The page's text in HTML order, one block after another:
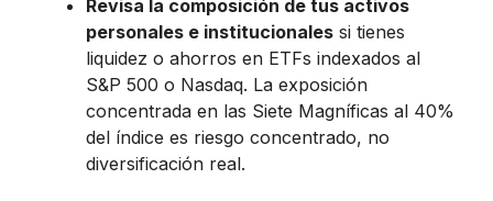
Revisa la composición de tus activos
personales e institucionales si tienes
liquidez o ahorros en ETFs indexados al
S&P 500 o Nasdaq. La exposición
concentrada en las Siete Magníficas al 40%
del índice es riesgo concentrado, no
diversificación real.